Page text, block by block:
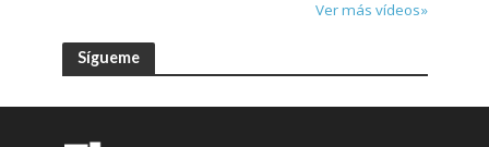
Ver más vídeos»
Sígueme